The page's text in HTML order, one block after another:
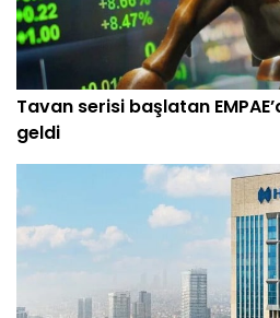
Tavan serisi başlatan
geldi